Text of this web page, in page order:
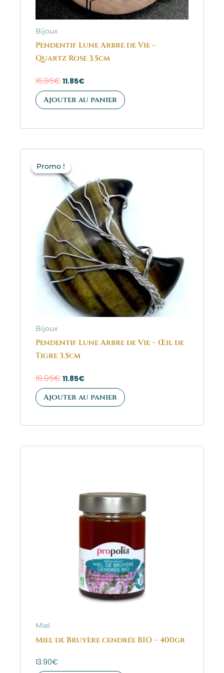
Bijoux
Pendentif Lune Arbre de Vie –
Quartz Rose 3.5cm
16.95€ 11.85€
Ajouter au panier
Promo !
Promo !
Bijoux
Pendentif Lune Arbre de Vie – Œil de
Tigre 3.5cm
16.95€
prix
initial
était :
16.95€.
11.85€
est :
11.85€.
Ajouter au panier
Miel
Miel de Bruyère cendrée BIO – 400gr
13.90€